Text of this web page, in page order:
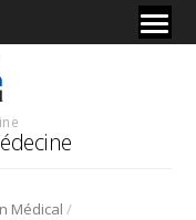
Médical /